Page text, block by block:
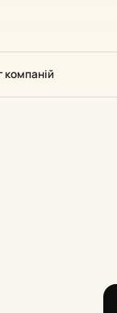
компаній